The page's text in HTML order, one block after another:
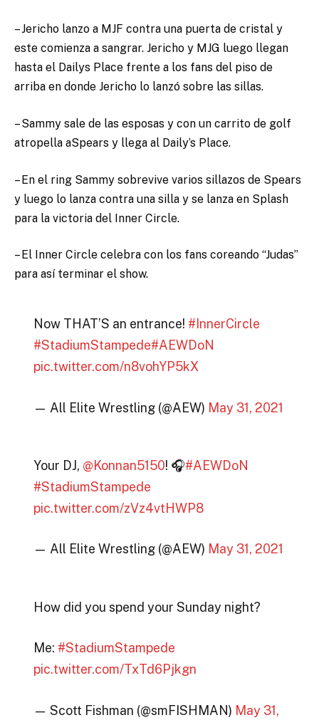
– Jericho lanzo a MJF contra una puerta de cristal y
este comienza a sangrar. Jericho y MJG luego llegan
hasta el Dailys Place frente a los fans del piso de
arriba en donde Jericho lo lanzó sobre las sillas.
– Sammy sale de las esposas y con un carrito de golf
atropella aSpears y llega al Daily’s Place.
– En el ring Sammy sobrevive varios sillazos de Spears
y luego lo lanza contra una silla y se lanza en Splash
para la victoria del Inner Circle.
– El Inner Circle celebra con los fans coreando “Judas”
para así terminar el show.
Now THAT’S an entrance! #InnerCircle
#StadiumStampede#AEWDoN
pic.twitter.com/n8vohYP5kX
— All Elite Wrestling (@AEW) May 31, 2021
Your DJ, @Konnan5150! 🎧#AEWDoN
#StadiumStampede
pic.twitter.com/zVz4vtHWP8
— All Elite Wrestling (@AEW) May 31, 2021
How did you spend your Sunday night?
Me: #StadiumStampede
pic.twitter.com/TxTd6Pjkgn
— Scott Fishman (@smFISHMAN) May 31,